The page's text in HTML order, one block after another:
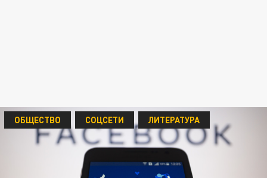
ОБЩЕСТВО СОЦСЕТИ ЛИТЕРАТУРА